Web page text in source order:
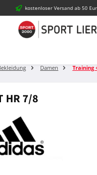
kostenloser Versand ab 50
Damen Training
HR 7/8